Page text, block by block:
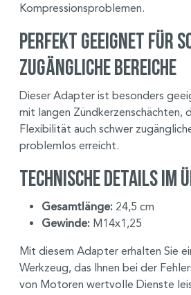
Kompressionsproblemen.
Perfekt geeignet für
zugängliche Bereiche
Dieser Adapter ist besonders
mit langen Zündkerzenschächten,
Flexibilität auch schwer
problemlos erreicht.
Technische Details im
Gesamtlänge: 24,5 cm
Gewinde: M14x1,25
Mit diesem Adapter erhalten Sie
Werkzeug, das Ihnen bei der
von Motoren wertvolle Dienste